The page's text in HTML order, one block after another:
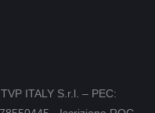
ITALY S.r.l. – PEC: